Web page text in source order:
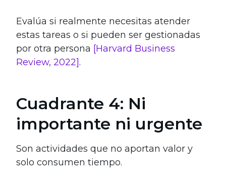
Evalúa si realmente necesitas atender
estas tareas o si pueden ser gestionadas
por otra persona [Harvard Business
Review, 2022].
Cuadrante 4: Ni
importante ni urgente
Son actividades que no aportan valor y
solo consumen tiempo.